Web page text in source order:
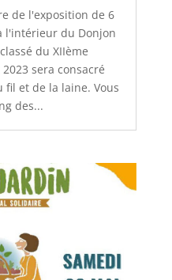
de l'exposition de 6
l'intérieur du Donjon
du XIIème
sera consacré
et de la laine. Vous
des...